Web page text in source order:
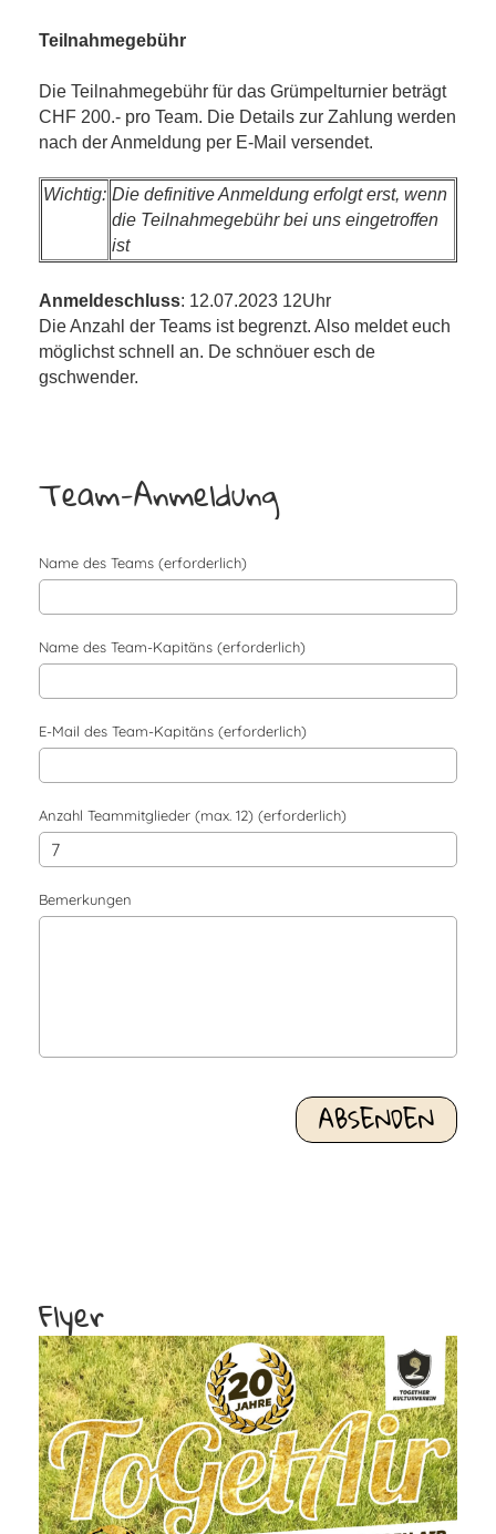
Teilnahmegebühr
Die Teilnahmegebühr für das Grümpelturnier beträgt
CHF 200.- pro Team. Die Details zur Zahlung werden
nach der Anmeldung per E-Mail versendet.
Wichtig: Die definitive Anmeldung erfolgt erst, wenn
die Teilnahmegebühr bei uns eingetroffen
ist
Anmeldeschluss: 12.07.2023 12Uhr
Die Anzahl der Teams ist begrenzt. Also meldet euch
möglichst schnell an. De schnöuer esch de
gschwender.
Team-Anmeldung
Name des Teams (erforderlich)
Name des Team-Kapitäns (erforderlich)
E-Mail des Team-Kapitäns (erforderlich)
Anzahl Teammitglieder (max. 12) (erforderlich)
Bemerkungen
Flyer